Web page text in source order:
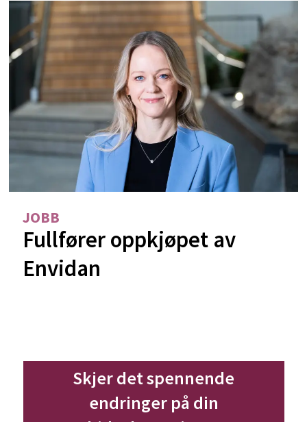
JOBB
Fullfører oppkjøpet av
Envidan
Skjer det spennende
endringer på din